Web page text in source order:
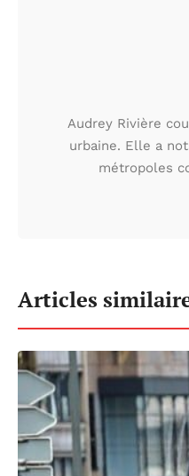
Audrey Rivière
urbaine. Elle a
métropoles
Articles